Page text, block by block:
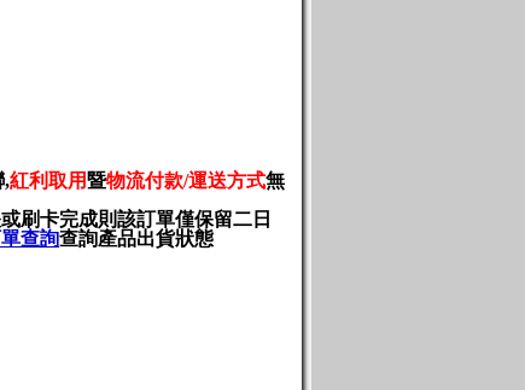
,紅利取用暨物流付款/運送方式無
刷卡完成則該訂單僅保留二日
查詢查詢產品出貨狀態